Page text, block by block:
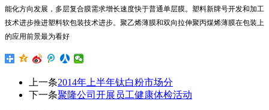
能化方向发展，多层复合膜需求增长速度快于普通单层膜。塑料新牌号开发和加工
技术进步推进塑料软包装技术进步。聚乙烯薄膜和双向拉伸聚丙煤烯薄膜在包装上
的应用前景最为看好
上一条2014年上半年钛白粉市场分
下一条聚隆公司开展员工健康体检活动